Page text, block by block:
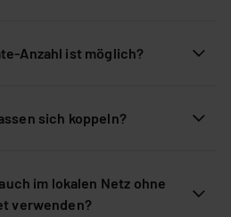
Anzahl ist möglich?
sich koppeln?
im lokalen Netz ohne
verwenden?